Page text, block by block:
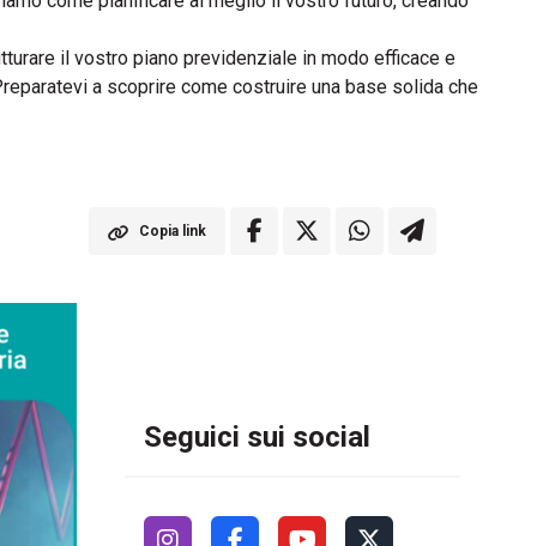
il vostro piano previdenziale in modo efficace e
a scoprire come costruire una base solida che
Copia link
Seguici sui social